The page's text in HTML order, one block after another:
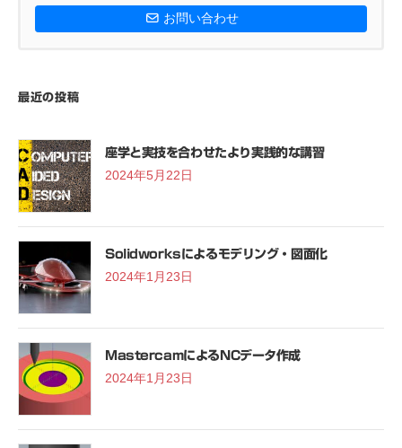
お問い合わせ
最近の投稿
座学と実技を合わせたより実践的な講習
2024年5月22日
Solidworksによるモデリング・図面化
2024年1月23日
MastercamによるNCデータ作成
2024年1月23日